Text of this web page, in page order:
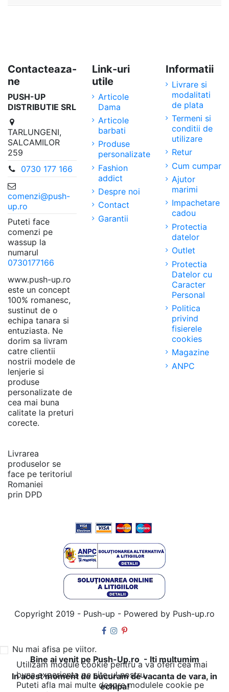
Contacteaza-
ne
PUSH-UP
DISTRIBUTIE SRL
TARLUNGENI,
SALCAMILOR
259
0730 177 166
comenzi@push-
up.ro
Puteti face
comenzi pe
wassup la
numarul
0730177166
www.push-up.ro
este un concept
100% romanesc,
sustinut de o
echipa tanara si
entuziasta. Ne
dorim sa livram
catre clientii
nostrii modele de
lenjerie si
produse
personalizate de
cea mai buna
calitate la preturi
corecte.
Livrarea
produselor se
face pe teritoriul
Romaniei
prin DPD
Link-uri
utile
Articole
Dama
Articole
barbati
Produse
personalizate
Fashion
addict
Despre noi
Contact
Garantii
Informatii
Livrare si
modalitati
de plata
Termeni si
conditii de
utilizare
Retur
Cum cumpar
Ajutor
marimi
Impachetare
cadou
Protectia
datelor
Outlet
Protectia
Datelor cu
Caracter
Personal
Politica
privind
fisierele
cookies
Magazine
ANPC
Copyright 2019 - Push-up - Powered by Push-up.ro
Utilizam module cookie pentru a va oferi cea mai
buna experienta pe site-ul nostru.
Puteti afla mai multe despre modulele cookie pe
Nu mai afisa pe viitor.
Bine ai venit pe Push-Up.ro - Iti multumim
In acest moment de bucuram de vacanta de vara, in
echipa!